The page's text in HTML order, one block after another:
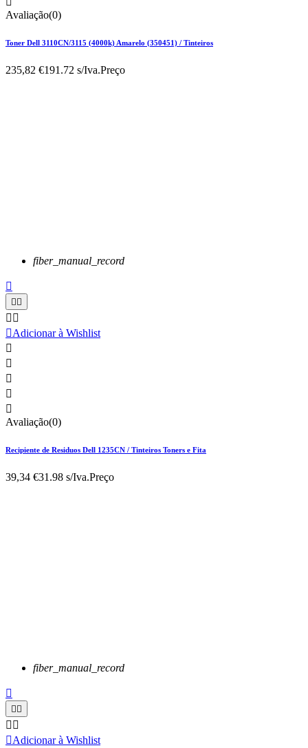
Avaliação(0)
Toner Dell 3110CN/3115 (4000k) Amarelo (350451) / Tinteiros
235,82 €191.72 s/Iva.Preço
fiber_manual_record

 
 
Adicionar à Wishlist





Avaliação(0)
Recipiente de Residuos Dell 1235CN / Tinteiros Toners e Fita
39,34 €31.98 s/Iva.Preço
fiber_manual_record

 
 
Adicionar à Wishlist